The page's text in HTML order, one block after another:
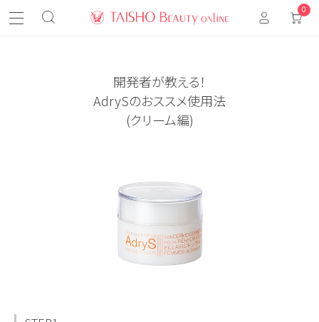
0
開発者が教える！
AdrySのおススメ使用法
(クリーム編)